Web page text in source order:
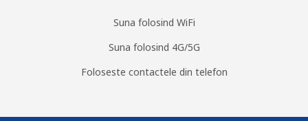
Suna folosind WiFi
Suna folosind 4G/5G
Foloseste contactele din telefon